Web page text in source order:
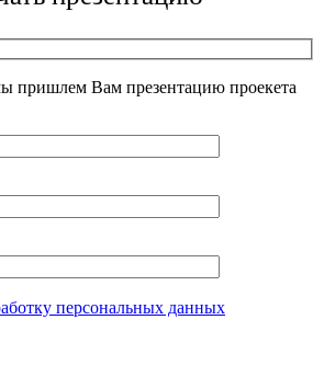
пришлем Вам презентацию проекета
персональных данных